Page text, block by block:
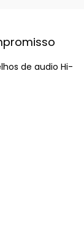
de audio Hi-